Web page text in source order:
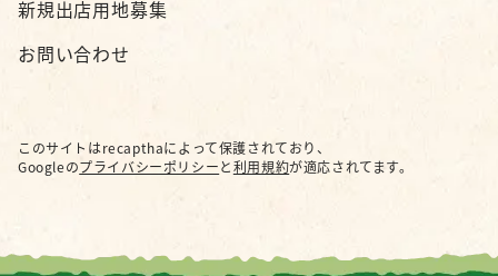
新規出店用地募集
お問い合わせ
このサイトはrecapthaによって保護されており、
Googleのプライバシーポリシーと利用規約が適応されてます。